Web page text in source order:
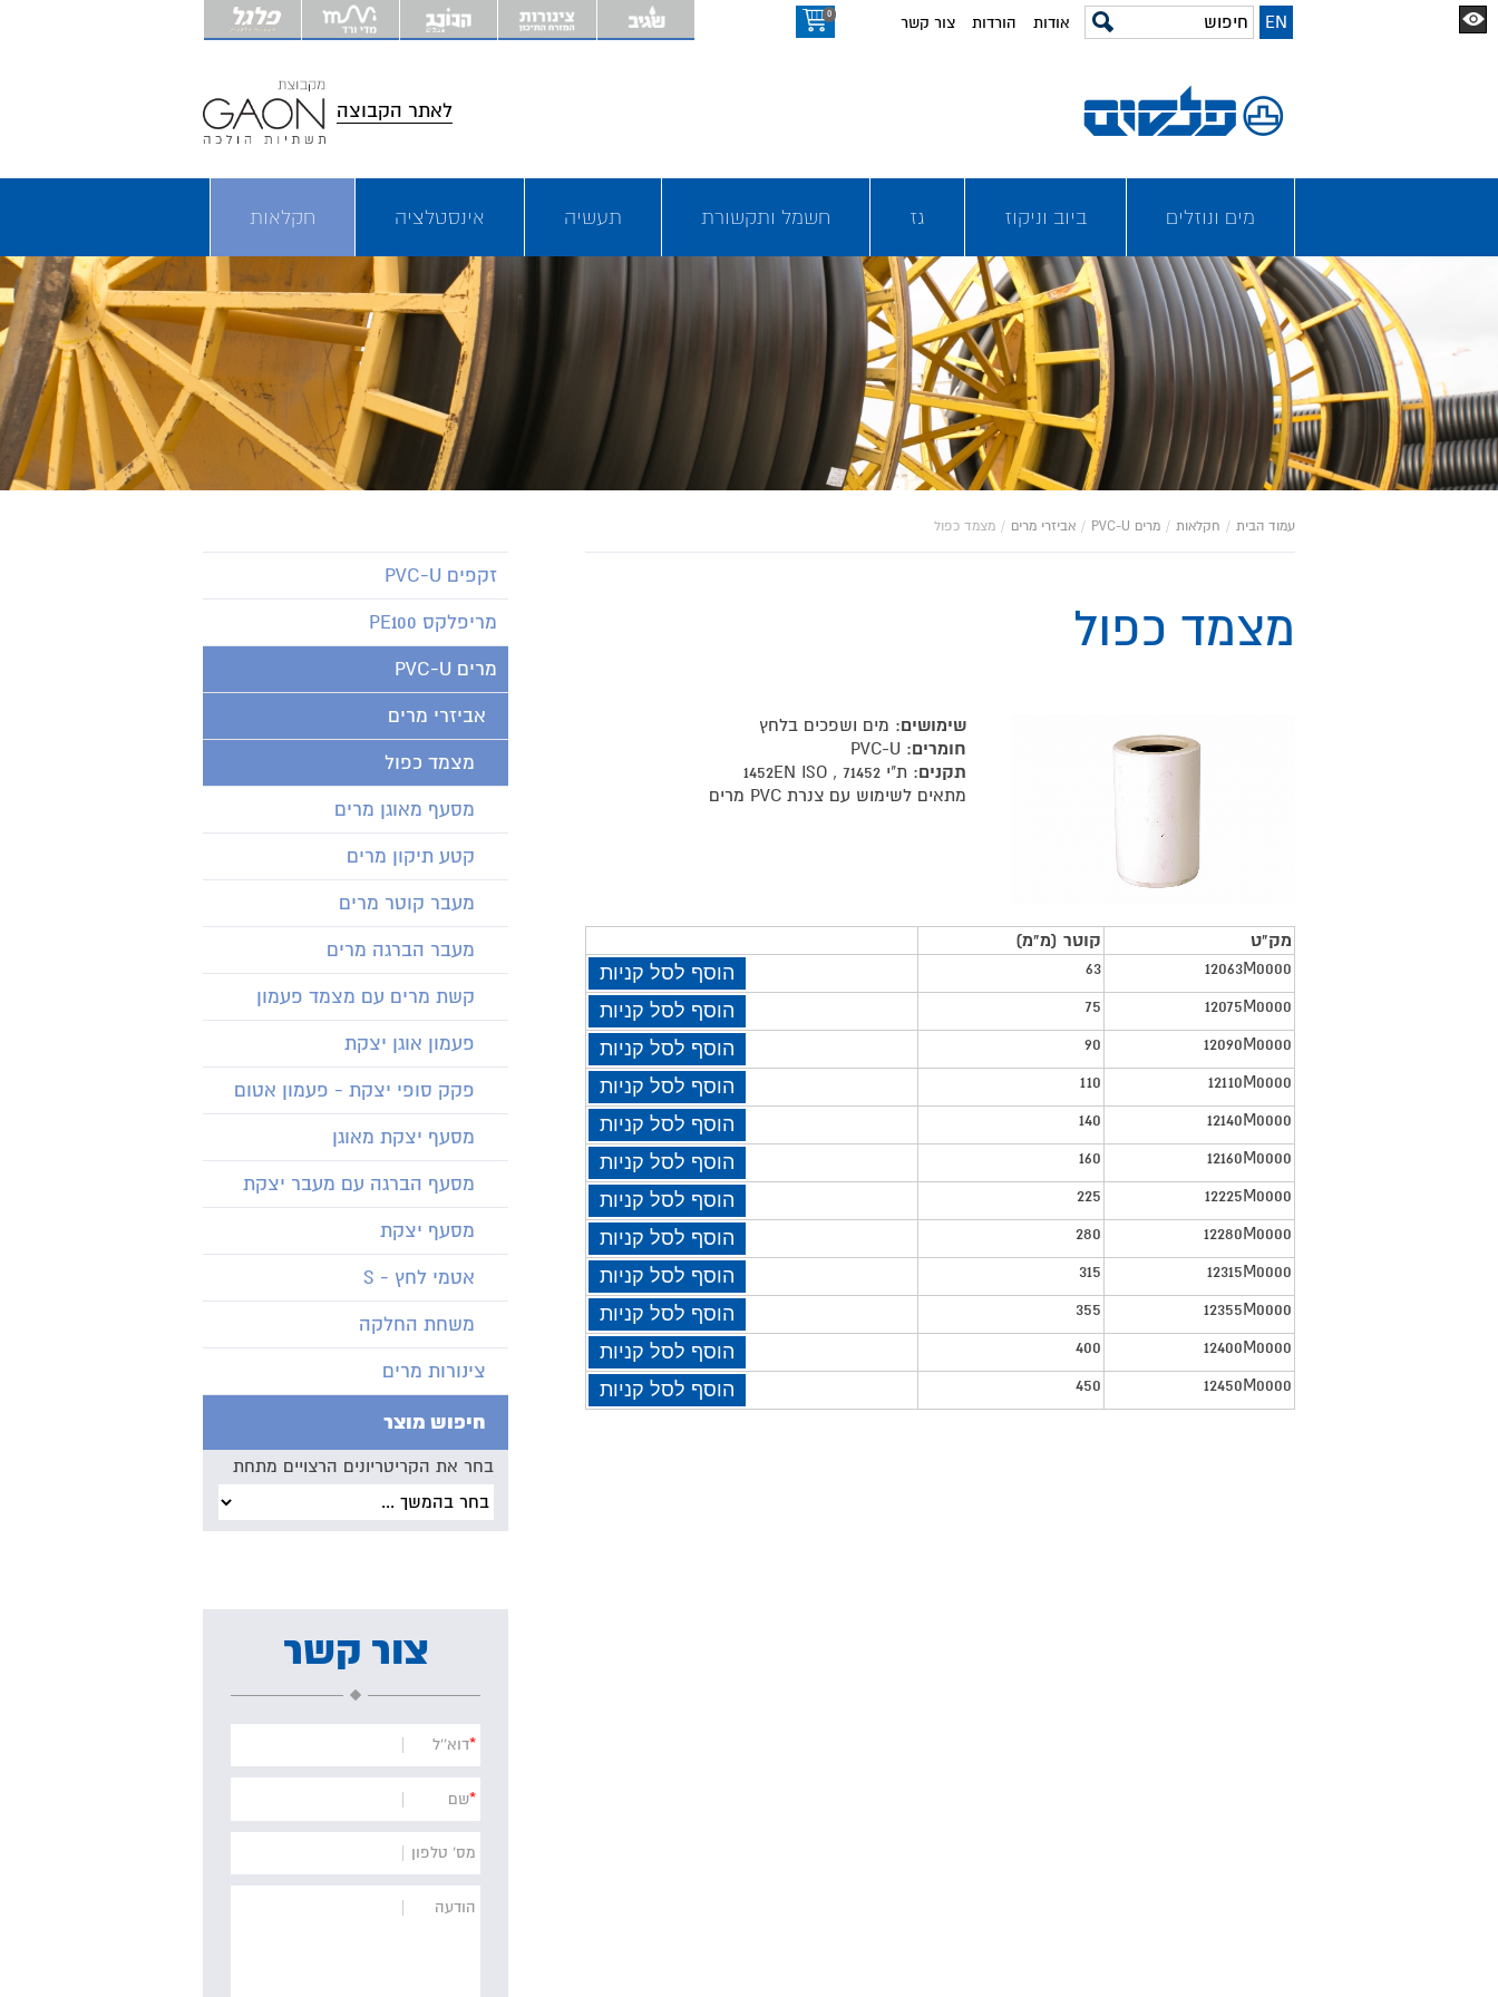
EN אודות הורדות צור קשר 0
לאתר הקבוצה
מים ונוזלים ביוב וניקוז גז חשמל ותקשורת תעשיה אינסטלציה חקלאות
עמוד הבית / חקלאות / מרים PVC-U / אביזרי מרים / מצמד כפול
מצמד כפול
שימושים: מים ושפכים בלחץ
חומרים: PVC-U
תקנים: ת"י 71452 , 1452EN ISO
מתאים לשימוש עם צנרת PVC מרים
מק"ט
קוטר (מ"מ)
12063M0000
63
הוסף לסל קניות
12075M0000
75
הוסף לסל קניות
12090M0000
90
הוסף לסל קניות
12110M0000
110
הוסף לסל קניות
12140M0000
140
הוסף לסל קניות
12160M0000
160
הוסף לסל קניות
12225M0000
225
הוסף לסל קניות
12280M0000
280
הוסף לסל קניות
12315M0000
315
הוסף לסל קניות
12355M0000
355
הוסף לסל קניות
12400M0000
400
הוסף לסל קניות
12450M0000
450 הוסף לסל קניות
זקפים PVC-U
מריפלקס PE100
מרים PVC-U
אביזרי מרים
מצמד כפול
מסעף מאוגן מרים
קטע תיקון מרים
מעבר קוטר מרים
מעבר הברגה מרים
קשת מרים עם מצמד פעמון
פעמון אוגן יצקת
פקק סופי יצקת - פעמון אטום
מסעף יצקת מאוגן
מסעף הברגה עם מעבר יצקת
מסעף יצקת
אטמי לחץ - S
משחת החלקה
צינורות מרים
חיפוש מוצר
בחר את הקריטריונים הרצויים מתחת
צור קשר
*דוא''ל
*שם
מס' טלפון
הודעה